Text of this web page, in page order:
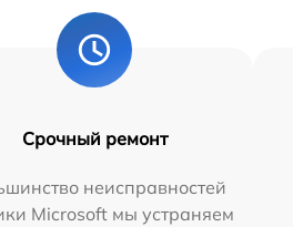
Срочный ремонт
неисправностей
Microsoft мы устраняем